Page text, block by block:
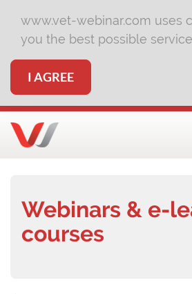
www.vet-webinar.com uses
you the best possible
I AGREE
Webinars & e-
courses